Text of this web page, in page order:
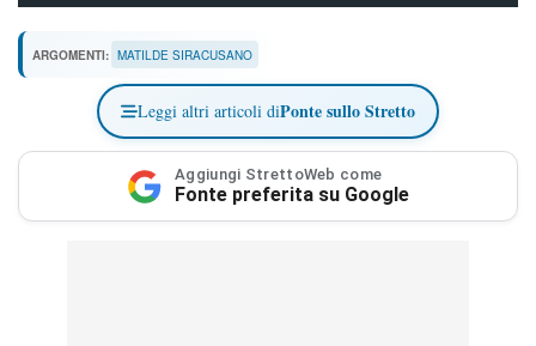
ARGOMENTI: MATILDE SIRACUSANO
Leggi altri articoli diPonte sullo Stretto
Aggiungi StrettoWeb come
Fonte preferita su Google